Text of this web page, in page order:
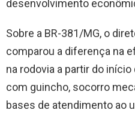
desenvolvimento
Sobre a BR-381/MG, o
comparou a diferença na
na rodovia a partir do
com guincho, socorro
bases de atendimento ao